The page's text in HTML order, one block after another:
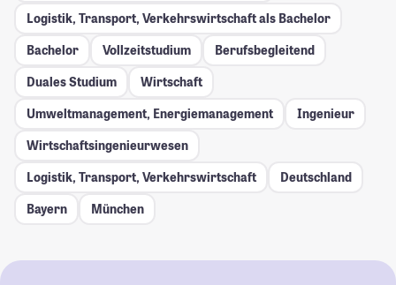
Logistik, Transport, Verkehrswirtschaft als Bachelor
Bachelor
Vollzeitstudium
Berufsbegleitend
Duales Studium
Wirtschaft
Umweltmanagement, Energiemanagement
Ingenieur
Wirtschaftsingenieurwesen
Logistik, Transport, Verkehrswirtschaft
Deutschland
Bayern
München